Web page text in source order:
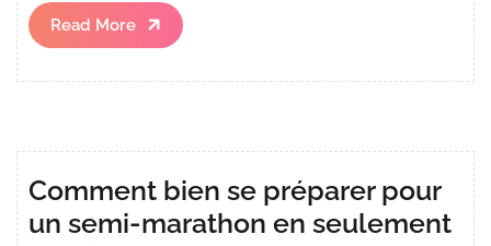
Read More
Read
More
Comment bien se préparer pour
un semi-marathon en seulement